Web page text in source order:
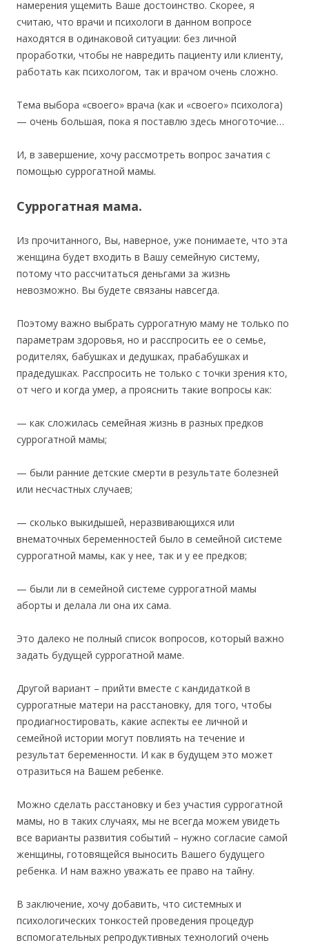
намерения ущемить Ваше достоинство. Скорее, я
считаю, что врачи и психологи в данном вопросе
находятся в одинаковой ситуации: без личной
проработки, чтобы не навредить пациенту или клиенту,
работать как психологом, так и врачом очень сложно.
Тема выбора «своего» врача (как и «своего» психолога)
— очень большая, пока я поставлю здесь многоточие…
И, в завершение, хочу рассмотреть вопрос зачатия с
помощью суррогатной мамы.
Суррогатная мама.
Из прочитанного, Вы, наверное, уже понимаете, что эта
женщина будет входить в Вашу семейную систему,
потому что рассчитаться деньгами за жизнь
невозможно. Вы будете связаны навсегда.
Поэтому важно выбрать суррогатную маму не только по
параметрам здоровья, но и расспросить ее о семье,
родителях, бабушках и дедушках, прабабушках и
прадедушках. Расспросить не только с точки зрения кто,
от чего и когда умер, а прояснить такие вопросы как:
— как сложилась семейная жизнь в разных предков
суррогатной мамы;
— были ранние детские смерти в результате болезней
или несчастных случаев;
— сколько выкидышей, неразвивающихся или
внематочных беременностей было в семейной системе
суррогатной мамы, как у нее, так и у ее предков;
— были ли в семейной системе суррогатной мамы
аборты и делала ли она их сама.
Это далеко не полный список вопросов, который важно
задать будущей суррогатной маме.
Другой вариант – прийти вместе с кандидаткой в
суррогатные матери на расстановку, для того, чтобы
продиагностировать, какие аспекты ее личной и
семейной истории могут повлиять на течение и
результат беременности. И как в будущем это может
отразиться на Вашем ребенке.
Можно сделать расстановку и без участия суррогатной
мамы, но в таких случаях, мы не всегда можем увидеть
все варианты развития событий – нужно согласие самой
женщины, готовящейся выносить Вашего будущего
ребенка. И нам важно уважать ее право на тайну.
В заключение, хочу добавить, что системных и
психологических тонкостей проведения процедур
вспомогательных репродуктивных технологий очень